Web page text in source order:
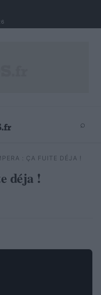
⌕
⌕ ×
: ÇA FUITE DÉJA !
déja !